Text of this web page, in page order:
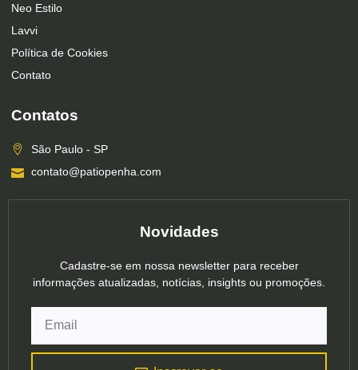
Neo Estilo
Lavvi
Política de Cookies
Contato
Contatos
São Paulo - SP
contato@patiopenha.com
Novidades
Cadastre-se em nossa newsletter para receber
informações atualizadas, notícias, insights ou promoções.